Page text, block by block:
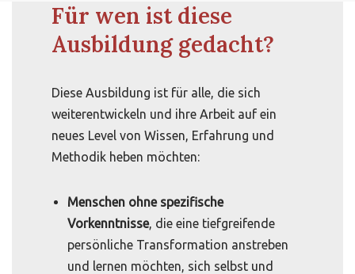
Für wen ist diese
Ausbildung gedacht?
Diese Ausbildung ist für alle, die sich
weiterentwickeln und ihre Arbeit auf ein
neues Level von Wissen, Erfahrung und
Methodik heben möchten:
Menschen ohne spezifische
Vorkenntnisse, die eine tiefgreifende
persönliche Transformation anstreben
und lernen möchten, sich selbst und